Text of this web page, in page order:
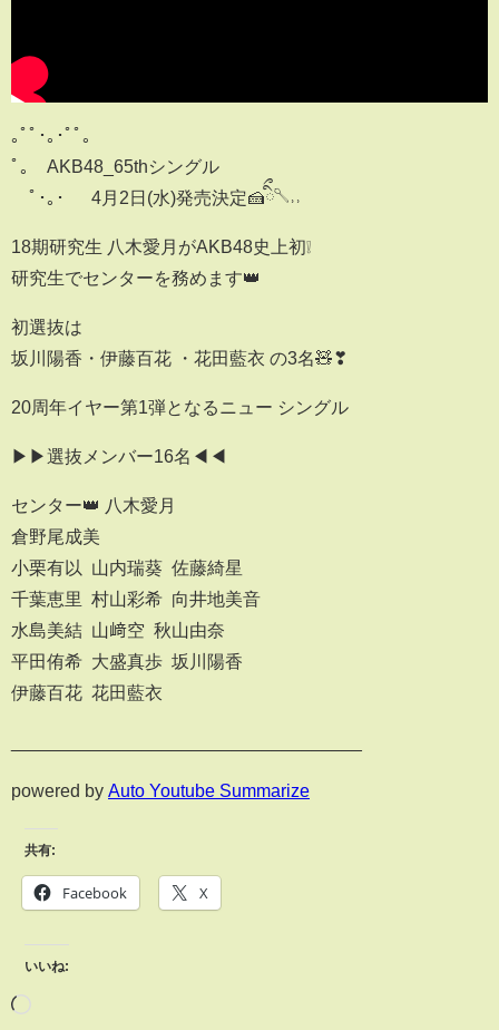
｡ﾟﾟ･｡･ﾟﾟ｡
ﾟ。 AKB48_65thシングル
ﾟ･｡･ 4月2日(水)発売決定🍰ིྀ𓌈˒˒
18期研究生 八木愛月がAKB48史上初❕
研究生でセンターを務めます👑
初選抜は
坂川陽香・伊藤百花 ・花田藍衣 の3名🧸❣︎
20周年イヤー第1弾となるニュー シングル
▶︎▶︎選抜メンバー16名◀︎◀︎
センター👑 八木愛月
倉野尾成美
小栗有以 山内瑞葵 佐藤綺星
千葉恵里 村山彩希 向井地美音
水島美結 山﨑空 秋山由奈
平田侑希 大盛真歩 坂川陽香
伊藤百花 花田藍衣
powered by Auto Youtube Summarize
共有:
Facebook X
いいね: